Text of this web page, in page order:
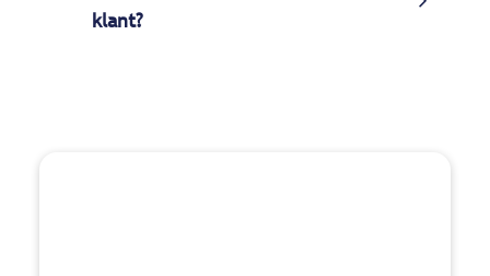
klant?